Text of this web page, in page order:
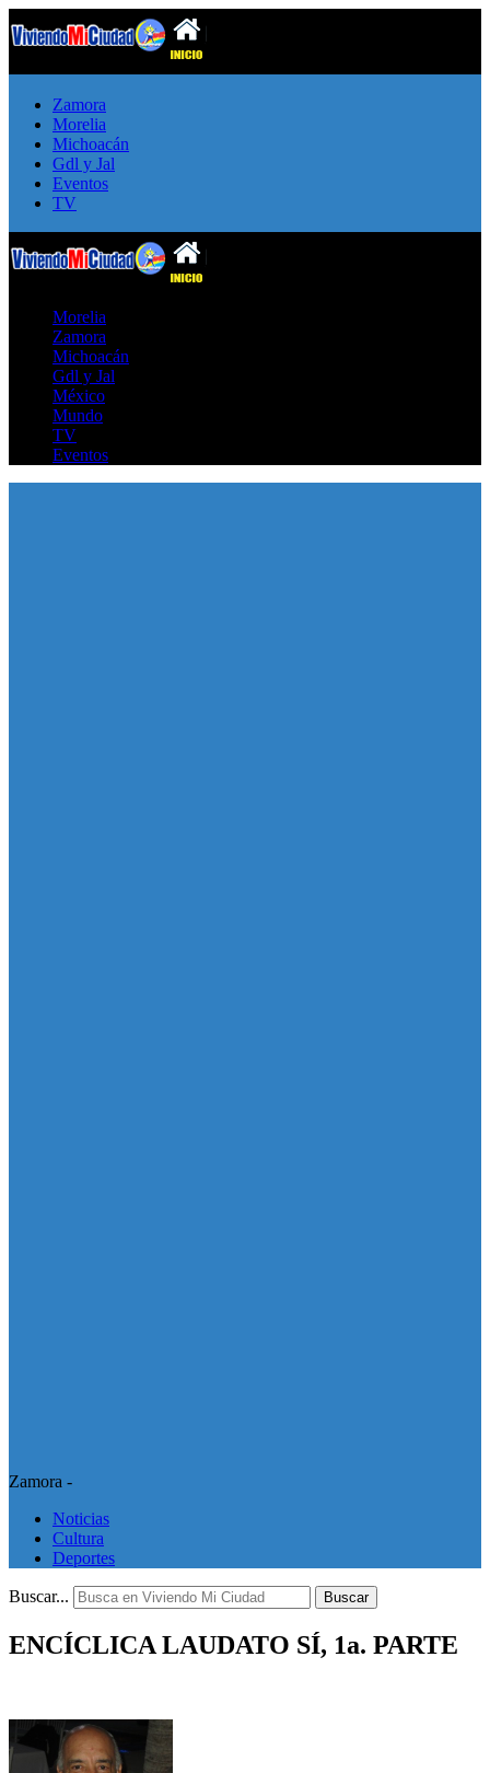
Zamora
Morelia
Michoacán
Gdl y Jal
Eventos
TV
Morelia
Zamora
Michoacán
Gdl y Jal
México
Mundo
TV
Eventos
Zamora -
Noticias
Cultura
Deportes
Buscar... Buscar
ENCÍCLICA LAUDATO SÍ, 1a. PARTE